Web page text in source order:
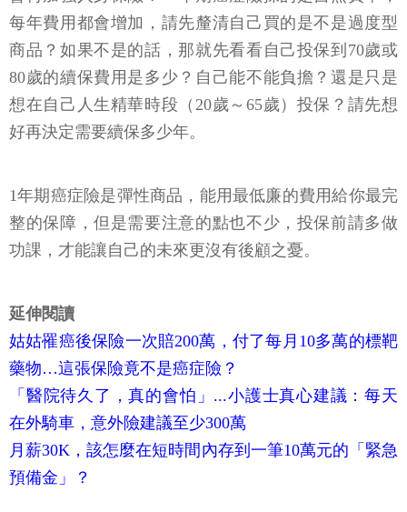
每年費用都會增加，請先釐清自己買的是不是過度型
商品？如果不是的話，那就先看看自己投保到70歲或
80歲的續保費用是多少？自己能不能負擔？還是只是
想在自己人生精華時段（20歲～65歲）投保？請先想
好再決定需要續保多少年。
1年期癌症險是彈性商品，能用最低廉的費用給你最完
整的保障，但是需要注意的點也不少，投保前請多做
功課，才能讓自己的未來更沒有後顧之憂。
延伸閱讀
姑姑罹癌後保險一次賠200萬，付了每月10多萬的標靶
藥物…這張保險竟不是癌症險？
「醫院待久了，真的會怕」...小護士真心建議：每天
在外騎車，意外險建議至少300萬
月薪30K，該怎麼在短時間內存到一筆10萬元的「緊急
預備金」？